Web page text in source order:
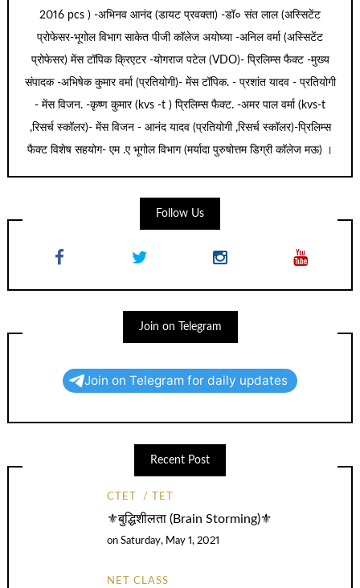
2016 pcs ) -अभिनव आनंद (डायट प्रवक्ता) -डॉ० संत लाल (अस्सिटेंट
प्रोफेसर-भूगोल विभाग साकेत पीजी कॉलेज अयोघ्या -अनिल वर्मा (अस्सिटेंट
प्रोफेसर) मेंस टॉपिक क्रिएटर -योगराज पटेल (VDO)- प्रिलिम्स फैक्ट -मुख्य
संपादक -अभिषेक कुमार वर्मा (प्रतियोगी)- मेंस टॉपिक. - प्रशांत यादव - प्रतियोगी
- मेंस विजन. -कृष्ण कुमार (kvs -t ) प्रिलिम्स फैक्ट. -अमर पाल वर्मा (kvs-t
,रिसर्च स्कॉलर)- मेंस विजन - आनंद यादव (प्रतियोगी ,रिसर्च स्कॉलर)-प्रिलिम्स
फैक्ट विशेष सहयोग- एम .ए भूगोल विभाग (मर्यादा पुरुषोत्तम डिग्री कॉलेज मऊ) ।
Follow Us
Join on Telegram
Join on Telegram for daily updates
Recent Post
CTET TET
⚜️बुद्धिशीलता (Brain Storming)⚜️
onSaturday, May 1, 2021
NET CLASS